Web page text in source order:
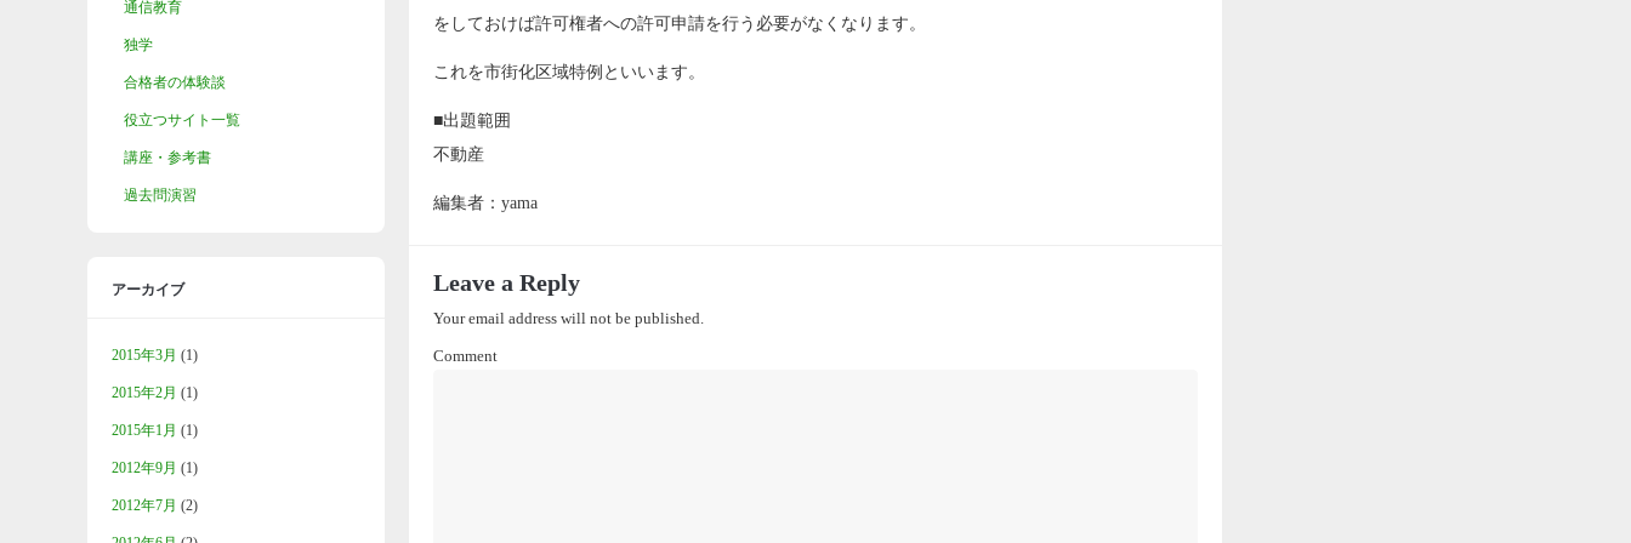
をしておけば許可権者への許可申請を行う必要がなくなります。
これを市街化区域特例といいます。
■出題範囲
不動産
編集者：yama
Leave a Reply
Your email address will not be published.
Comment
通信教育
独学
合格者の体験談
役立つサイト一覧
講座・参考書
過去問演習
アーカイブ
2015年3月 (1)
2015年2月 (1)
2015年1月 (1)
2012年9月 (1)
2012年7月 (2)